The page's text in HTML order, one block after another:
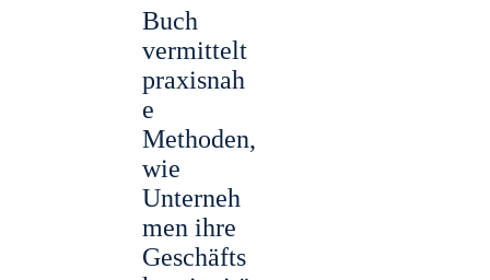
Buch
vermittelt
praxisnah
e
Methoden,
wie
Unterneh
men ihre
Geschäfts